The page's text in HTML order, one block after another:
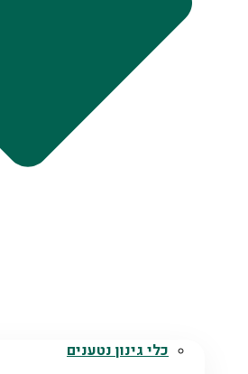
כלי גינון נטענים